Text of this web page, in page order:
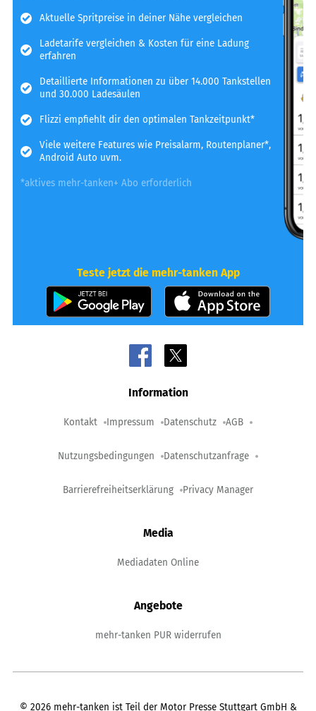
Aktuelle Spritpreise in deiner Nähe vergleichen
Ladetarife vergleichen & Kosten für eine Ladung
erfahren
Detaillierte Informationen zu über 14.000 Tankstellen
und 30.000 Ladesäulen
Flizzi empfiehlt dir den optimalen Tankzeitpunkt*
Viele weitere Features wie Preisalarm, Routenplaner*,
Android Auto uvm.
*aktives mehr-tanken+ Abo erforderlich
Teste jetzt die mehr-tanken App
Information
Kontakt Impressum Datenschutz AGB
Nutzungsbedingungen Datenschutzanfrage
Barrierefreiheitserklärung Privacy Manager
Media
Mediadaten Online
Angebote
mehr-tanken PUR widerrufen
© 2026 mehr-tanken ist Teil der Motor Presse Stuttgart GmbH &